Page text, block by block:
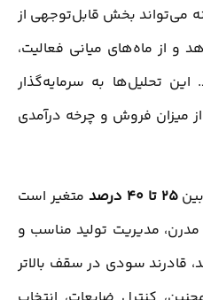
می‌تواند بخش قابل‌توجهی از
از ماه‌های میانی فعالیت،
تحلیل‌ها به سرمایه‌گذار
میزان فروش و چرخه درآمدی
۲۵ تا ۴۰ درصد
متغیر است
مدرن، مدیریت تولید مناسب و
قادرند سودی در سقف بالاتر